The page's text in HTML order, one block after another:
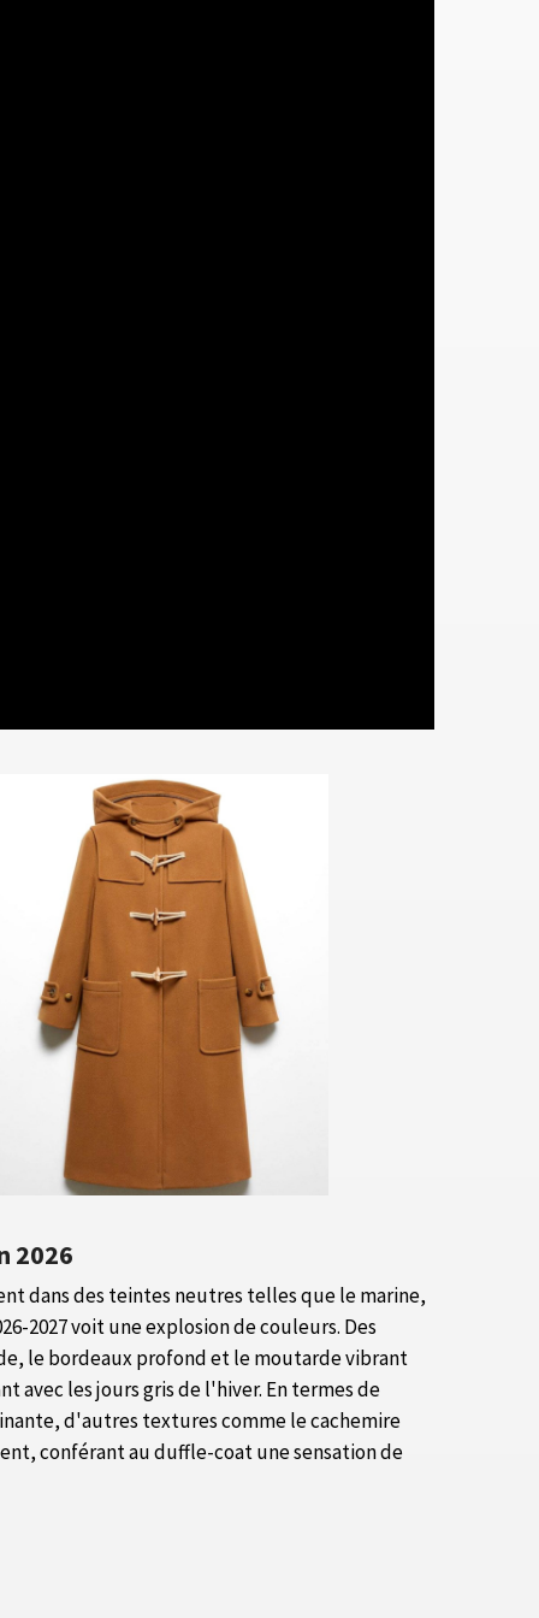
2026
dans des teintes neutres telles que le marine,
2027 voit une explosion de couleurs. Des
le bordeaux profond et le moutarde vibrant
avec les jours gris de l'hiver. En termes de
d'autres textures comme le cachemire
conférant au duffle-coat une sensation de